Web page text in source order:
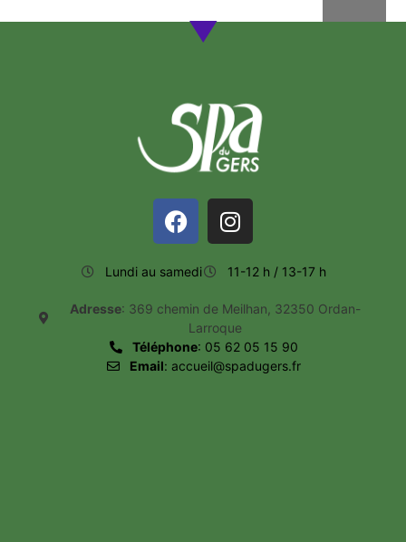
Lundi au samedi 11-12 h / 13-17 h
Adresse: 369 chemin de Meilhan, 32350 Ordan-
Larroque
Téléphone: 05 62 05 15 90
Email: accueil@spadugers.fr